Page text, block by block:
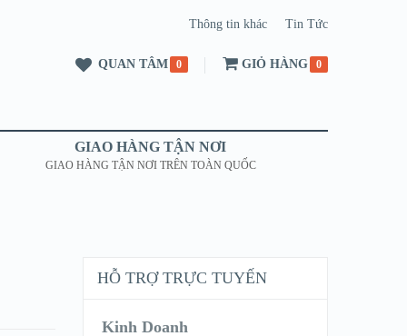
Thông tin khác Tin Tức
QUAN TÂM 0 GIỎ HÀNG 0
GIAO HÀNG TẬN NƠI
GIAO HÀNG TẬN NƠI TRÊN TOÀN QUỐC
HỖ TRỢ TRỰC TUYẾN
Kinh Doanh